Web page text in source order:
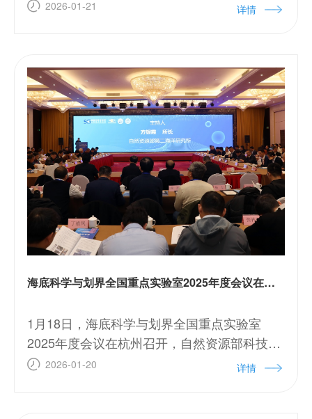
与评估进程” 第三周期成果发布取得重要阶段
2026-01-21 详情
海底科学与划界全国重点实验室2025年度会议在杭州召开
1月18日，海底科学与划界全国重点实验室
2025年度会议在杭州召开，自然资源部科技发
展司、上海市科学技术委员会、第一届学术委
2026-01-20 详情